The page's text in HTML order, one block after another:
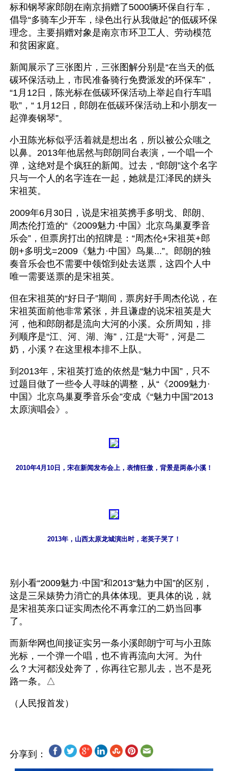
标和钢琴家郎朗在南京捐赠了5000辆环保自行车，
倡导“多骑车少开车，绿色出行从我做起”的低碳环保
理念。主要捐赠对象是南京市环卫工人、劳动模范
和贫困家庭。
新闻展示了三张图片，三张图解分别是“在当天的低
碳环保活动上，市民准备骑行免费派发的环保车”，
“1月12日，陈光标在低碳环保活动上举起自行车唱
歌”，“ 1月12日，郎朗在低碳环保活动上和小朋友一
起弹奏钢琴”。
小丑陈光标似乎活着就是想出名，所以被公众嗤之
以鼻。2013年他居然与郎朗同台表演，一个唱一个
弹，这绝对是个疯狂的新闻。过去，“郎朗”这个名字
只与一个人的名字连在一起，她就是江泽民的姘头
宋祖英。
2009年6月30日，说是宋祖英携手多明戈、郎朗、
周杰伦打造的“《2009魅力·中国》北京鸟巢夏季音
乐会”，但票房打出的招牌是：“周杰伦+宋祖英+郎
朗+多明戈=2009《魅力·中国》鸟巢...”。郎朗的独
奏音乐会也不需要中领馆到处去送票，这四个人中
唯一需要送票的是宋祖英。
但在宋祖英的“好日子”期间，票房好手周杰伦说，在
宋祖英面前他非常紧张，并且谦虚的说宋祖英是大
河，他和郎朗都是流向大河的小溪。众所周知，排
列顺序是“江、河、湖、海”，江是“大哥”，河是二
奶，小溪？在这里根本排不上队。
到2013年，宋祖英打造的依然是“魅力中国”，只不
过题目做了一些令人寻味的调整，从“《2009魅力·
中国》北京鸟巢夏季音乐会”变成《“魅力中国”2013
太原演唱会》。
2010年4月10日，宋在新闻发布会上，表情狂傲，背景是两条小溪！
2013年，山西太原龙城演出时，老英子哭了！
别小看“2009魅力·中国”和2013“魅力中国”的区别，
这是三呆婊势力消亡的具体体现。更具体的说，就
是宋祖英亲口证实周杰伦不再拿江的二奶当回事
了。
而新华网也间接证实另一条小溪郎朗宁可与小丑陈
光标，一个弹一个唱，也不肯再流向大河。为什
么？大河都没处奔了，你再往它那儿去，岂不是死
路一条。△
分享到：